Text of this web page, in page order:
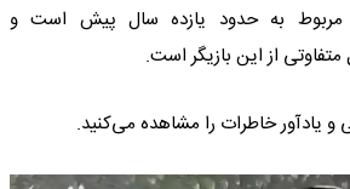
مربوط به حدود یازده سال پیش است و
از این بازیگر است.
یادآور خاطرات را مشاهده می‌کنید.